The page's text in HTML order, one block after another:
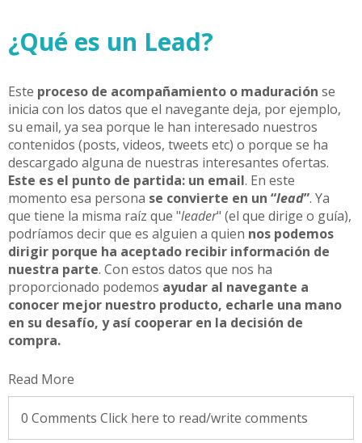
¿Qué es un Lead?
Este proceso de acompañamiento o maduración se
inicia con los datos que el navegante deja, por ejemplo,
su email, ya sea porque le han interesado nuestros
contenidos (posts, videos, tweets etc) o porque se ha
descargado alguna de nuestras interesantes ofertas.
Este es el punto de partida: un email. En este
momento esa persona se convierte en un “lead”. Ya
que tiene la misma raíz que "leader" (el que dirige o guía),
podríamos decir que es alguien a quien nos podemos
dirigir porque ha aceptado recibir información de
nuestra parte. Con estos datos que nos ha
proporcionado podemos ayudar al navegante a
conocer mejor nuestro producto, echarle una mano
en su desafío, y así cooperar en la decisión de
compra.
Read More
0 Comments Click here to read/write comments